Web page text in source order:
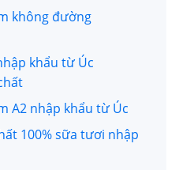
không đường
khẩu từ Úc
A2 nhập khẩu từ Úc
100% sữa tươi nhập